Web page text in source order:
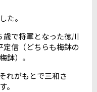
た。
で将軍となった徳川
定信（どちらも梅鉢の
鉢）。
れがもとで三和さ
。